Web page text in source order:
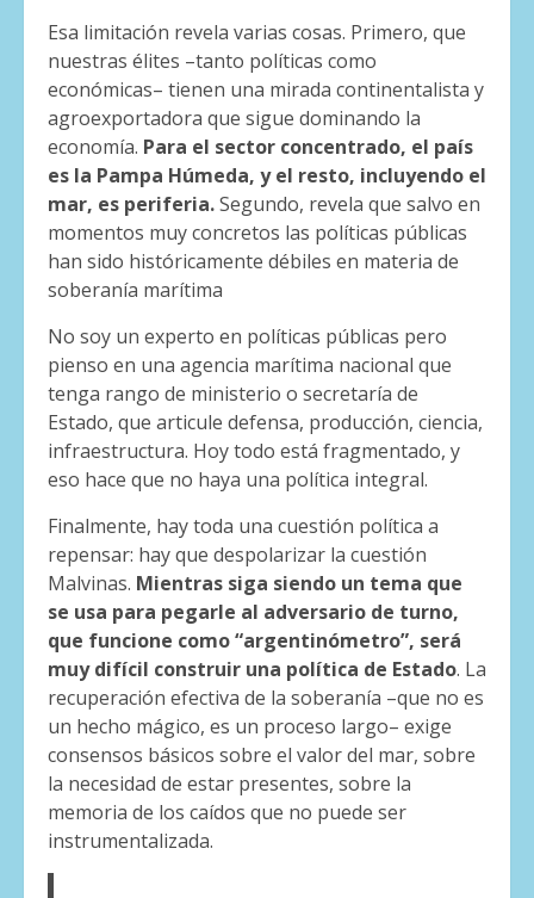
Esa limitación revela varias cosas. Primero, que
nuestras élites –tanto políticas como
económicas– tienen una mirada continentalista y
agroexportadora que sigue dominando la
economía. Para el sector concentrado, el país
es la Pampa Húmeda, y el resto, incluyendo el
mar, es periferia.Segundo, revela que salvo en
momentos muy concretos las políticas públicas
han sido históricamente débiles en materia de
soberanía marítima
No soy un experto en políticas públicas pero
pienso en una agencia marítima nacional que
tenga rango de ministerio o secretaría de
Estado, que articule defensa, producción, ciencia,
infraestructura. Hoy todo está fragmentado, y
eso hace que no haya una política integral.
Finalmente, hay toda una cuestión política a
repensar: hay que despolarizar la cuestión
Malvinas. Mientras siga siendo un tema que
se usa para pegarle al adversario de turno,
que funcione como “argentinómetro”, será
muy difícil construir una política de Estado. La
recuperación efectiva de la soberanía –que no es
un hecho mágico, es un proceso largo– exige
consensos básicos sobre el valor del mar, sobre
la necesidad de estar presentes, sobre la
memoria de los caídos que no puede ser
instrumentalizada.